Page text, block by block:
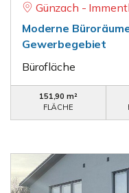
Günzach -
Moderne
Gewerbegebiet
Bürofläche
151,90 m²
FLÄCHE